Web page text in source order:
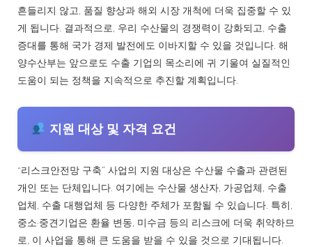
흔들리지 않고, 품질 향상과 해외 시장 개척에 더욱 집중할 수 있
게 됩니다. 결과적으로, 우리 수산물의 경쟁력이 강화되고, 수출
증대를 통해 국가 경제 발전에도 이바지할 수 있을 것입니다. 해
양수산부는 앞으로도 수출 기업의 목소리에 귀 기울여 실질적인
도움이 되는 정책을 지속적으로 추진할 계획입니다.
지원 대상 및 자격 요건
“리스크안전망 구축” 사업의 지원 대상은 수산물 수출과 관련된
개인 또는 단체입니다. 여기에는 수산물 생산자, 가공업체, 수출
업체, 수출 대행업체 등 다양한 주체가 포함될 수 있습니다. 특히,
중소·중견기업은 환율 변동, 미수금 등의 리스크에 더욱 취약하므
로, 이 사업을 통해 큰 도움을 받을 수 있을 것으로 기대됩니다.